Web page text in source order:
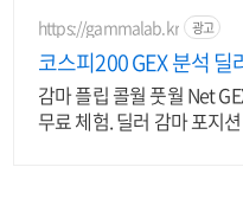
https://gammalab.kr 광고
코스피200 GEX 분석
감마 플립 콜월 풋월 Net
무료 체험. 딜러 감마 포지